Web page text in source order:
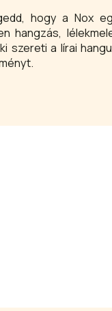
hogy a Nox
hangzás,
szereti a lírai